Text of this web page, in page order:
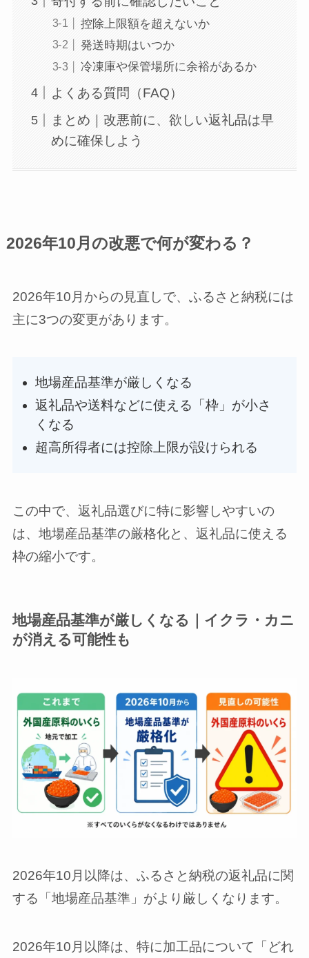
控除上限額を超えないか
発送時期はいつか
冷凍庫や保管場所に余裕があるか
よくある質問（FAQ）
まとめ｜改悪前に、欲しい返礼品は早
めに確保しよう
2026年10月の改悪で何が変わる？
2026年10月からの見直しで、ふるさと納税には
主に3つの変更があります。
地場産品基準が厳しくなる
返礼品や送料などに使える「枠」が小さ
くなる
超高所得者には控除上限が設けられる
この中で、返礼品選びに特に影響しやすいの
は、地場産品基準の厳格化と、返礼品に使える
枠の縮小です。
地場産品基準が厳しくなる｜イクラ・カニ
が消える可能性も
2026年10月以降は、ふるさと納税の返礼品に関
する「地場産品基準」がより厳しくなります。
2026年10月以降は、特に加工品について「どれ